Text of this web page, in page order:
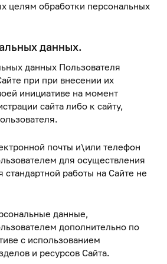
целям обработки персональных
данных.
данных Пользователя
при при внесении их
инициативе на момент
сайта либо к сайту,
почты и\или телефон
для осуществления
стандартной работы на Сайте не
данные,
дополнительно по
с использованием
и ресурсов Сайта.